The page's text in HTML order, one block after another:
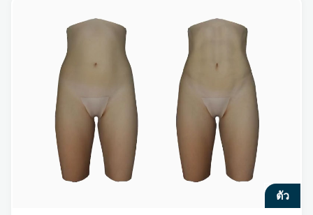
ตัว